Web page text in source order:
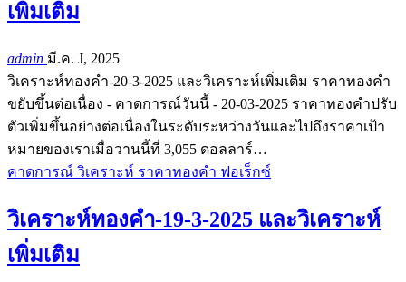
เพิ่มเติม
admin มี.ค. J, 2025
วิเคราะห์ทองคำ-20-3-2025 และวิเคราะห์เพิ่มเติม ราคาทองคำ
ขยับขึ้นต่อเนื่อง - คาดการณ์วันนี้ - 20-03-2025 ราคาทองคำปรับ
ตัวเพิ่มขึ้นอย่างต่อเนื่องในระดับระหว่างวันและไปถึงราคาเป้า
หมายของเราเมื่อวานนี้ที่ 3,055 ดอลลาร์…
คาดการณ์ วิเคราะห์ ราคาทองคำ ฟอเร็กซ์
วิเคราะห์ทองคำ-19-3-2025 และวิเคราะห์
เพิ่มเติม